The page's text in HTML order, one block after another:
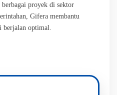
berbagai proyek di sektor
Gifera membantu
berjalan optimal.